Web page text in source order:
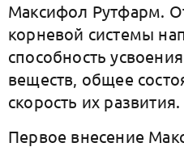
Максифол Рутфарм.
корневой системы
способность
веществ, общее
скорость их развития.
Первое внесение